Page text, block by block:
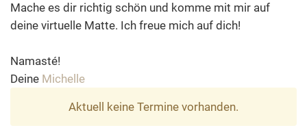
Mache es dir richtig schön und komme mit mir auf
deine virtuelle Matte. Ich freue mich auf dich!
Namasté!
Deine Michelle
Aktuell keine Termine vorhanden.